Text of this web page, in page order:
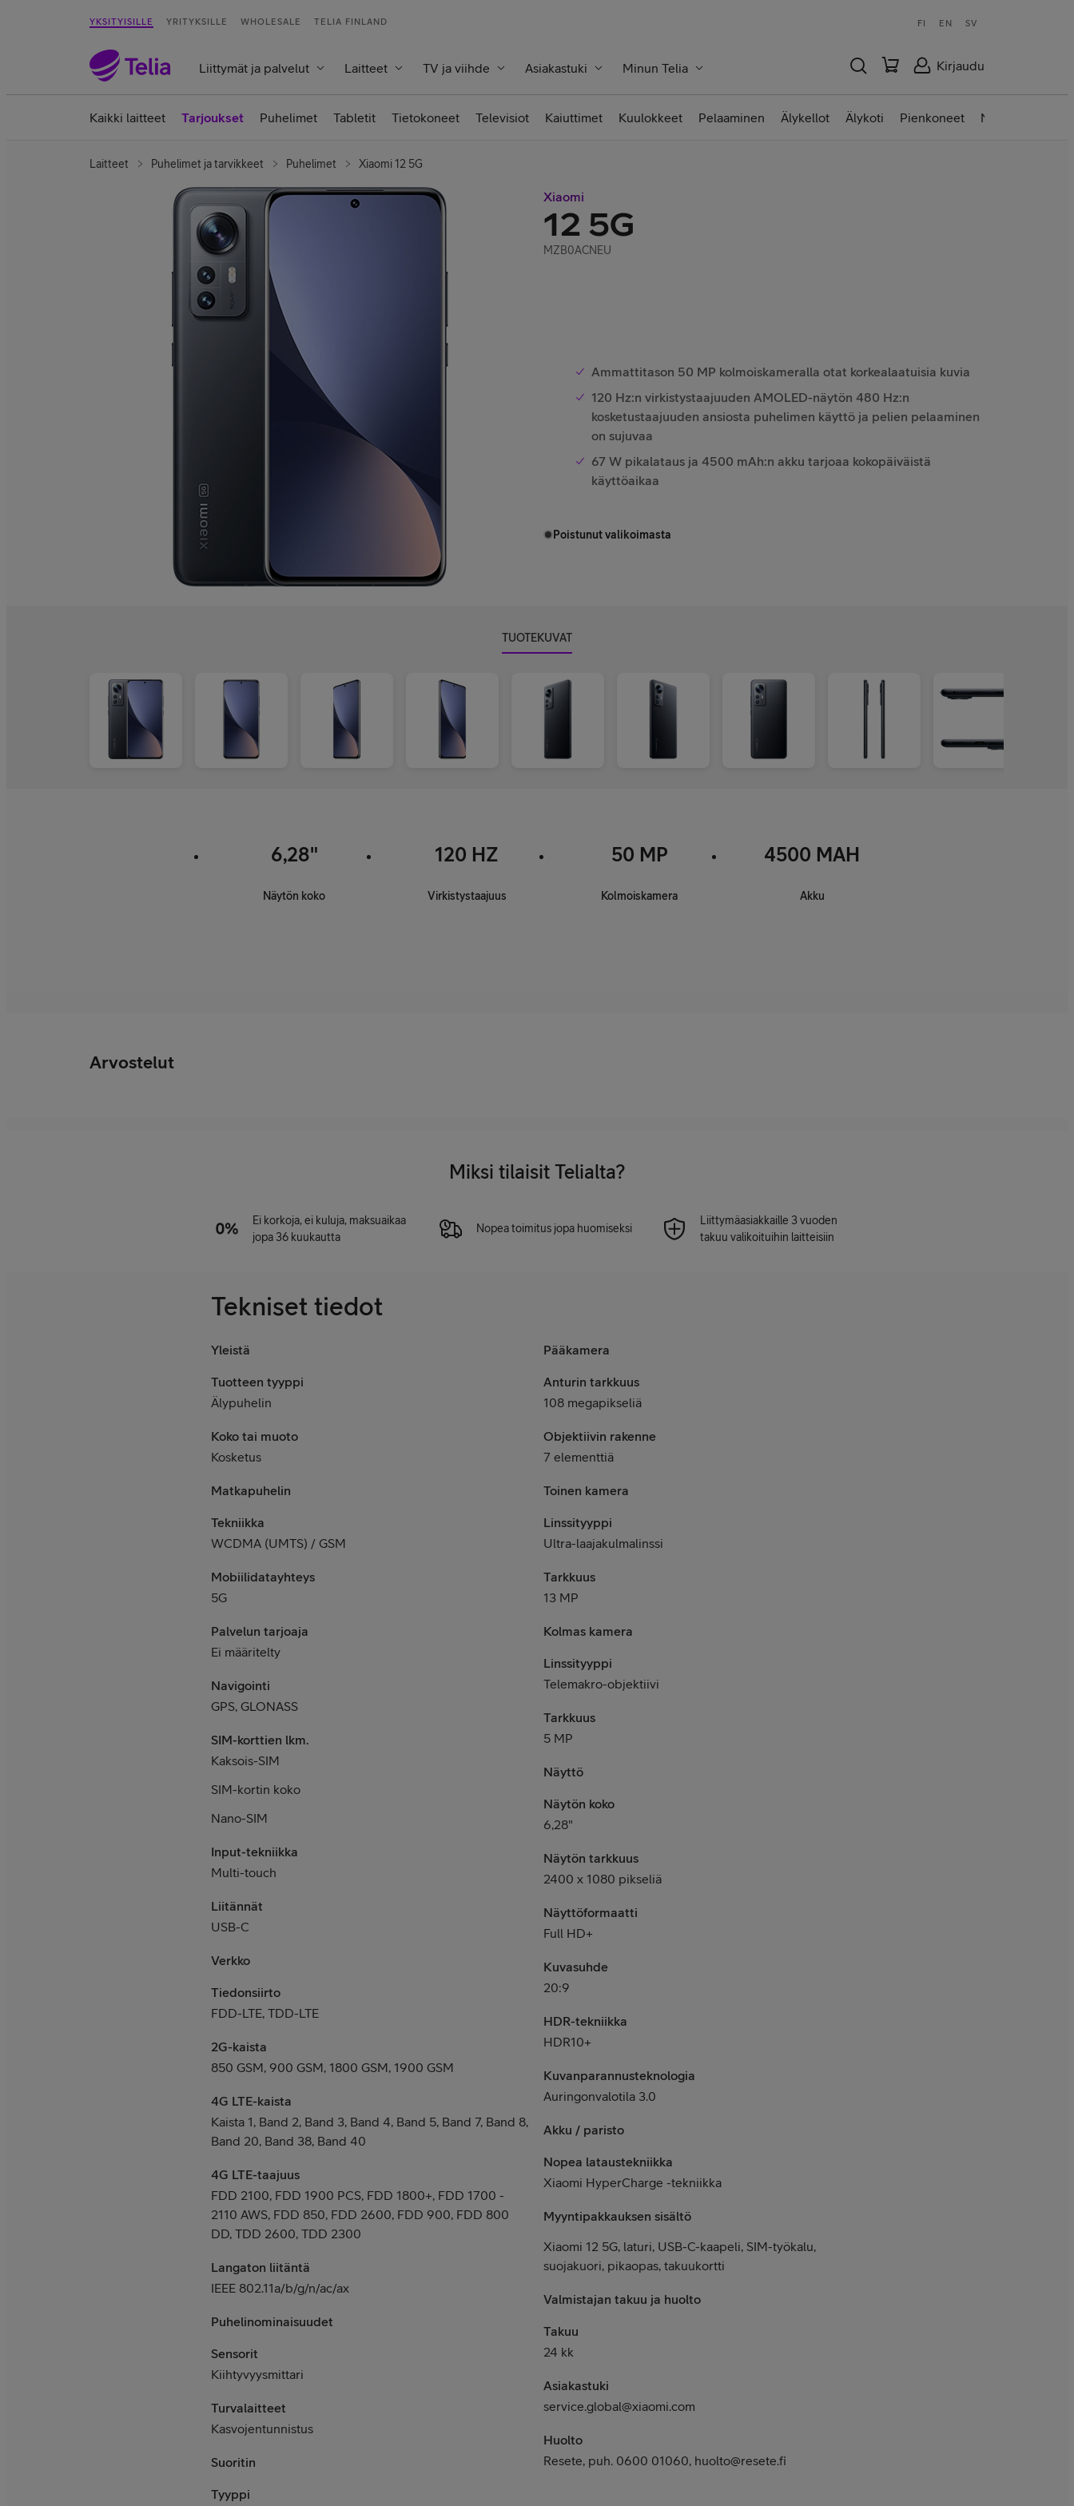
YKSITYISILLE YRITYKSILLE WHOLESALE TELIA FINLAND FI EN SV
Liittymät ja palvelut Laitteet TV ja viihde Asiakastuki Minun Telia Kirjaudu
Kaikki laitteet Tarjoukset Puhelimet Tabletit Tietokoneet Televisiot Kaiuttimet Kuulokkeet Pelaaminen Älykellot Älykoti Pienkoneet Nettilaitteet
Laitteet Puhelimet ja tarvikkeet Puhelimet Xiaomi 12 5G
Xiaomi
12 5G
MZB0ACNEU
Ammattitason 50 MP kolmoiskameralla otat korkealaatuisia kuvia
120 Hz:n virkistystaajuuden AMOLED-näytön 480 Hz:n
kosketustaajuuden ansiosta puhelimen käyttö ja pelien pelaaminen
on sujuvaa
67 W pikalataus ja 4500 mAh:n akku tarjoaa kokopäiväistä
käyttöaikaa
Poistunut valikoimasta
TUOTEKUVAT
6,28"
Näytön koko
120 HZ
Virkistystaajuus
50 MP
Kolmoiskamera
4500 MAH
Akku
Arvostelut
Miksi tilaisit Telialta?
Ei korkoja, ei kuluja, maksuaikaa
jopa 36 kuukautta
Nopea toimitus jopa huomiseksi
Liittymäasiakkaille 3 vuoden
takuu valikoituihin laitteisiin
Tekniset tiedot
Yleistä
Tuotteen tyyppi
Älypuhelin
Koko tai muoto
Kosketus
Matkapuhelin
Tekniikka
WCDMA (UMTS) / GSM
Mobiilidatayhteys
5G
Palvelun tarjoaja
Ei määritelty
Navigointi
GPS, GLONASS
SIM-korttien lkm.
Kaksois-SIM
SIM-kortin koko
Nano-SIM
Input-tekniikka
Multi-touch
Liitännät
USB-C
Verkko
Tiedonsiirto
FDD-LTE, TDD-LTE
2G-kaista
850 GSM, 900 GSM, 1800 GSM, 1900 GSM
4G LTE-kaista
Kaista 1, Band 2, Band 3, Band 4, Band 5, Band 7, Band 8,
Band 20, Band 38, Band 40
4G LTE-taajuus
FDD 2100, FDD 1900 PCS, FDD 1800+, FDD 1700 -
2110 AWS, FDD 850, FDD 2600, FDD 900, FDD 800
DD, TDD 2600, TDD 2300
Langaton liitäntä
IEEE 802.11a/b/g/n/ac/ax
Puhelinominaisuudet
Sensorit
Kiihtyvyysmittari
Turvalaitteet
Kasvojentunnistus
Suoritin
Tyyppi
Pääkamera
Anturin tarkkuus
108 megapikseliä
Objektiivin rakenne
7 elementtiä
Toinen kamera
Linssityyppi
Ultra-laajakulmalinssi
Tarkkuus
13 MP
Kolmas kamera
Linssityyppi
Telemakro-objektiivi
Tarkkuus
5 MP
Näyttö
Näytön koko
6,28"
Näytön tarkkuus
2400 x 1080 pikseliä
Näyttöformaatti
Full HD+
Kuvasuhde
20:9
HDR-tekniikka
HDR10+
Kuvanparannusteknologia
Auringonvalotila 3.0
Akku / paristo
Nopea lataustekniikka
Xiaomi HyperCharge -tekniikka
Myyntipakkauksen sisältö
Xiaomi 12 5G, laturi, USB-C-kaapeli, SIM-työkalu,
suojakuori, pikaopas, takuukortti
Valmistajan takuu ja huolto
Takuu
24 kk
Asiakastuki
service.global@xiaomi.com
Huolto
Resete, puh. 0600 01060, huolto@resete.fi